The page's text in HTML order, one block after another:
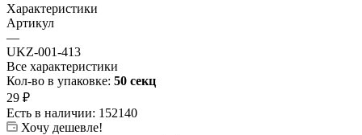
Характеристики
Артикул
—
UKZ-001-413
Все характеристики
Кол-во в упаковке: 50 секц
29 ₽
Есть в наличии: 152140
Хочу дешевле!